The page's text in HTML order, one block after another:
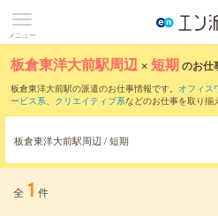
メニュー
板倉東洋大前駅周辺 ×短期のお仕
板倉東洋大前駅の派遣のお仕事情報です。 オフィス
ービス系、 クリエイティブ系などのお仕事を取り揃
板倉東洋大前駅周辺 / 短期
全 1 件